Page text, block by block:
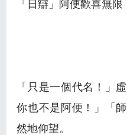
「日辯」阿便歡喜無限
「只是一個代名！」
你也不是阿便！」「
然地仰望。